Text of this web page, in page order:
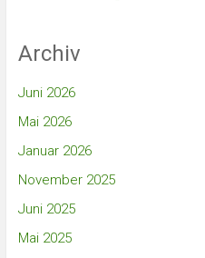
Archiv
Juni 2026
Mai 2026
Januar 2026
November 2025
Juni 2025
Mai 2025